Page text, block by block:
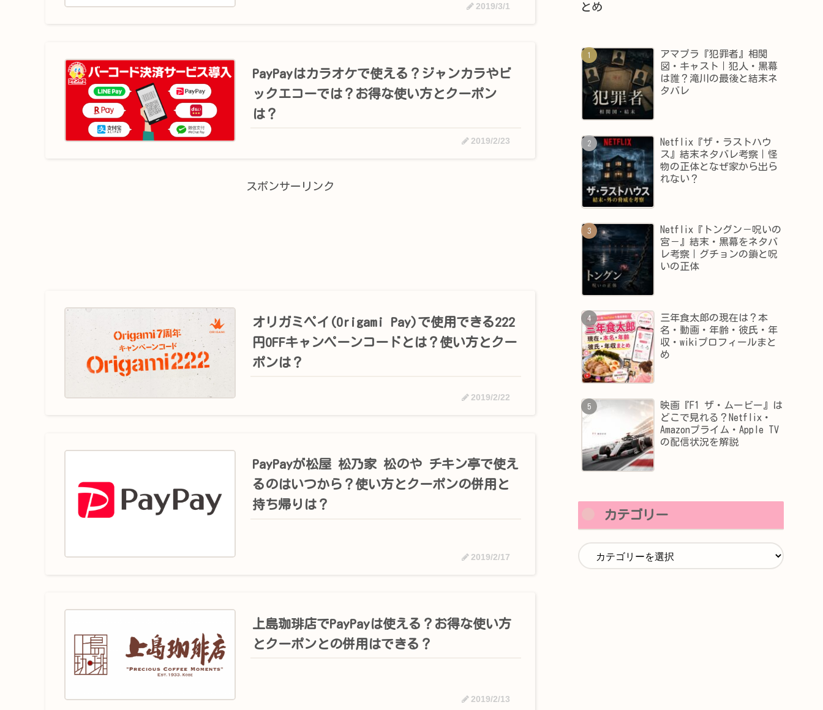
2019/3/1
PayPayはカラオケで使える？ジャンカラやビ
ックエコーでは？お得な使い方とクーポン
は？
2019/2/23
スポンサーリンク
オリガミペイ(Origami Pay)で使用できる222
円OFFキャンペーンコードとは？使い方とクー
ポンは？
2019/2/22
PayPayが松屋 松乃家 松のや チキン亭で使え
るのはいつから？使い方とクーポンの併用と
持ち帰りは？
2019/2/17
上島珈琲店でPayPayは使える？お得な使い方
とクーポンとの併用はできる？
2019/2/13
とめ
アマプラ『犯罪者』相関
図・キャスト｜犯人・黒幕
は誰？滝川の最後と結末ネ
タバレ
Netflix『ザ・ラストハウ
ス』結末ネタバレ考察｜怪
物の正体となぜ家から出ら
れない？
Netflix『トングン－呪いの
宮－』結末・黒幕をネタバ
レ考察｜グチョンの鎖と呪
いの正体
三年食太郎の現在は？本
名・動画・年齢・彼氏・年
収・wikiプロフィールまと
め
映画『F1 ザ・ムービー』は
どこで見れる？Netflix・
Amazonプライム・Apple TV
の配信状況を解説
カテゴリー